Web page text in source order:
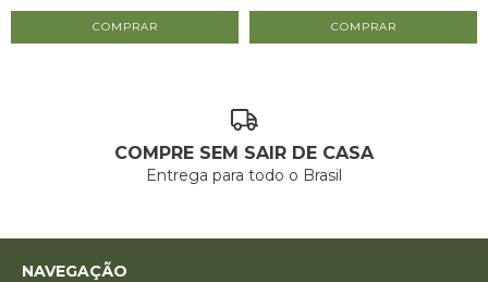
COMPRE SEM SAIR DE CASA
Entrega para todo o Brasil
NAVEGAÇÃO